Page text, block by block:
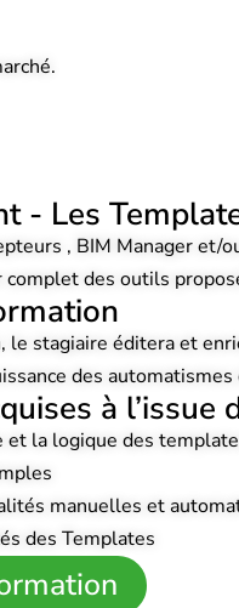
- Les
, BIM Manager et/
des outils
le stagiaire éditera et
des
à l’issue
et la logique des
manuelles et
des Templates